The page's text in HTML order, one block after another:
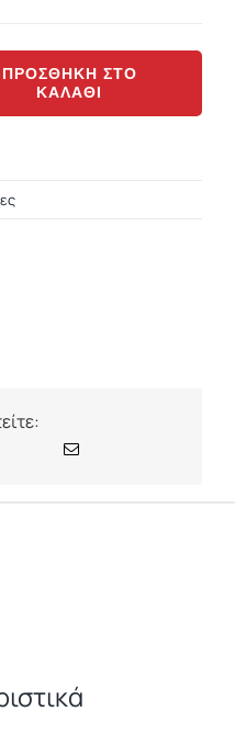
ΠΡΟΣΘΉΚΗ ΣΤΟ
ΚΑΛΆΘΙ
σωστά χωρίς τα
απολύτως
απαραίτητα
cookies.